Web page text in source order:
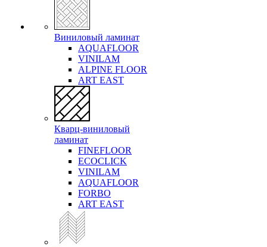
Виниловый ламинат
AQUAFLOOR
VINILAM
ALPINE FLOOR
ART EAST
Кварц-виниловый
ламинат
FINEFLOOR
ECOCLICK
VINILAM
AQUAFLOOR
FORBO
ART EAST